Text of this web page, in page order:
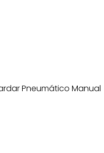
Pneumático Manual